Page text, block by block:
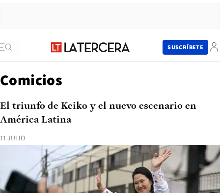
SUSCRÍBETE
Comicios
11 JULIO
El triunfo de Keiko y el nuevo escenario en
América Latina